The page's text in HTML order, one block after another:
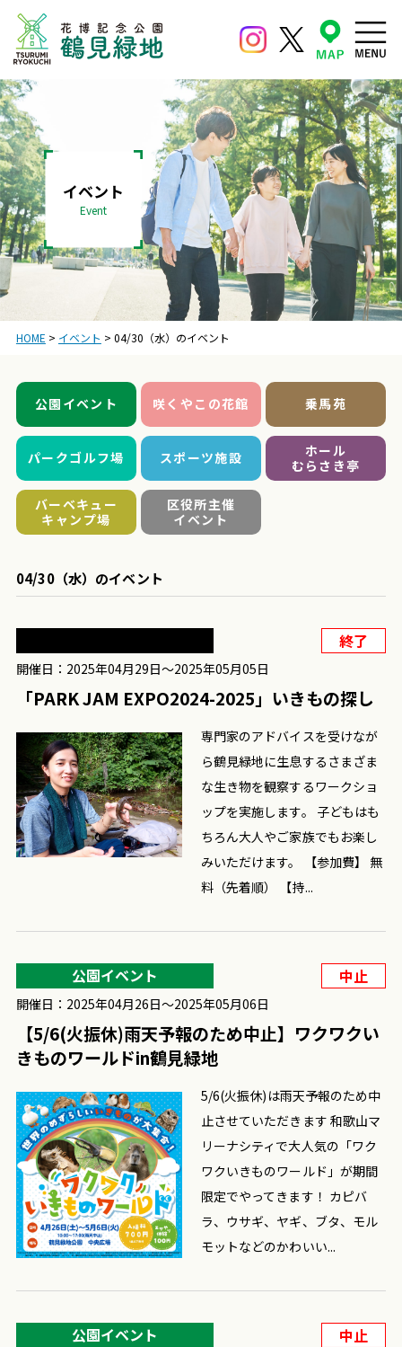
イベント
Event
HOME > イベント > 04/30（水）のイベント
公園イベント 咲くやこの花館 乗馬苑
パークゴルフ場 スポーツ施設
ホール
むらさき亭
バーベキュー
キャンプ場
区役所主催
イベント
04/30（水）のイベント
専門家のアドバイスを受けなが
ら鶴見緑地に生息するさまざま
な生き物を観察するワークショ
ップを実施します。 子どもはも
ちろん大人やご家族でもお楽し
みいただけます。 【参加費】 無
料（先着順） 【持...
終了
開催日：2025年04月29日〜2025年05月05日
「PARK JAM EXPO2024-2025」いきもの探し
5/6(火振休)は雨天予報のため中
止させていただきます 和歌山マ
リーナシティで大人気の「ワク
ワクいきものワールド」が期間
限定でやってきます！ カピバ
ラ、ウサギ、ヤギ、ブタ、モル
モットなどのかわいい...
公園イベント 中止
開催日：2025年04月26日〜2025年05月06日
【5/6(火振休)雨天予報のため中止】ワクワクい
きものワールドin鶴見緑地
公園イベント 中止